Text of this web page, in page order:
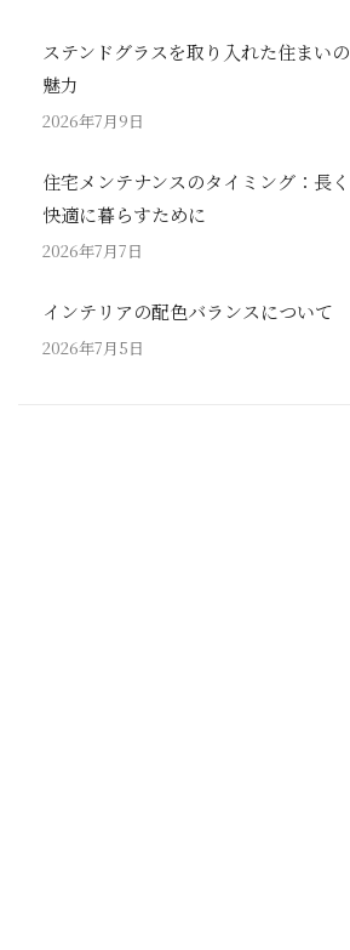
ステンドグラスを取り入れた住まいの
魅力
2026年7月9日
住宅メンテナンスのタイミング：長く
快適に暮らすために
2026年7月7日
インテリアの配色バランスについて
2026年7月5日